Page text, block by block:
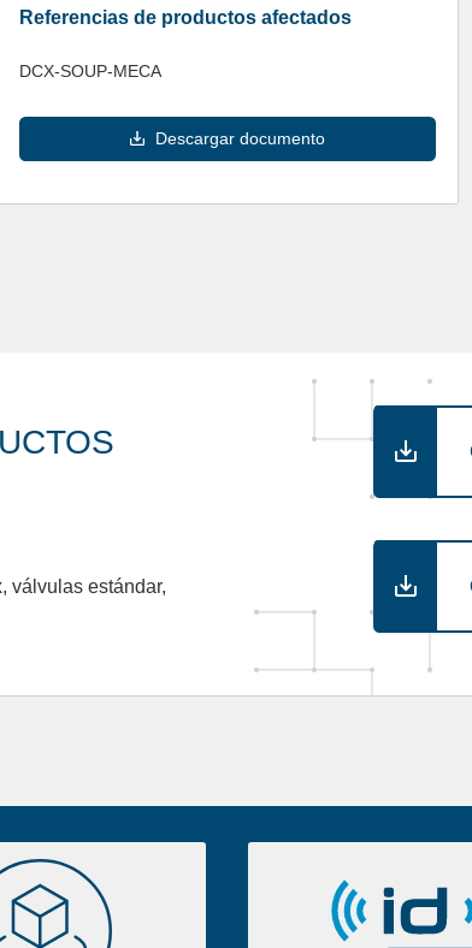
Referencias de productos afectados
DCX-SOUP-MECA
Descargar documento
válvulas estándar,
DEFINOX